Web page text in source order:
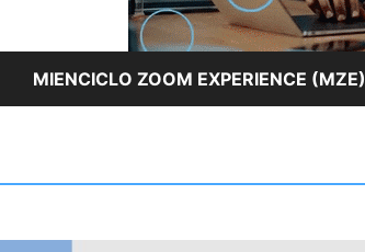
MIENCICLO ZOOM EXPERIENCE (MZE)